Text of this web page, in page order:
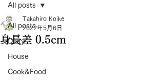
All posts
Diary
House
Cook&Food
All posts
身長差 0.5cm
Takahiro Koike
2022年5月6日